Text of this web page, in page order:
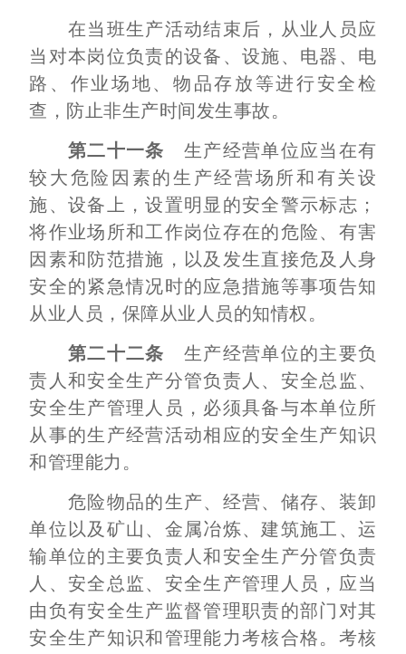
在当班生产活动结束后，从业人员应
当对本岗位负责的设备、设施、电器、电
路、作业场地、物品存放等进行安全检
查，防止非生产时间发生事故。
第二十一条 生产经营单位应当在有
较大危险因素的生产经营场所和有关设
施、设备上，设置明显的安全警示标志；
将作业场所和工作岗位存在的危险、有害
因素和防范措施，以及发生直接危及人身
安全的紧急情况时的应急措施等事项告知
从业人员，保障从业人员的知情权。
第二十二条 生产经营单位的主要负
责人和安全生产分管负责人、安全总监、
安全生产管理人员，必须具备与本单位所
从事的生产经营活动相应的安全生产知识
和管理能力。
危险物品的生产、经营、储存、装卸
单位以及矿山、金属冶炼、建筑施工、运
输单位的主要负责人和安全生产分管负责
人、安全总监、安全生产管理人员，应当
由负有安全生产监督管理职责的部门对其
安全生产知识和管理能力考核合格。考核